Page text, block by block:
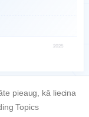
pieaug, kā liecina
Topics